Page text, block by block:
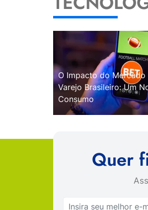
O Impacto do
Varejo Brasileiro: Um
Consumo
Quer